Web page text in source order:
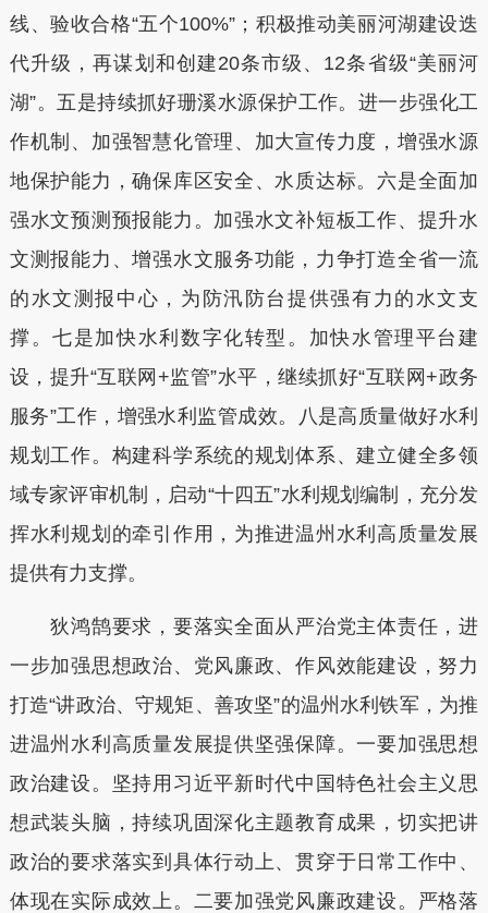
线、验收合格“五个100%”；积极推动美丽河湖建设迭
代升级，再谋划和创建20条市级、12条省级“美丽河
湖”。五是持续抓好珊溪水源保护工作。进一步强化工
作机制、加强智慧化管理、加大宣传力度，增强水源
地保护能力，确保库区安全、水质达标。六是全面加
强水文预测预报能力。加强水文补短板工作、提升水
文测报能力、增强水文服务功能，力争打造全省一流
的水文测报中心，为防汛防台提供强有力的水文支
撑。七是加快水利数字化转型。加快水管理平台建
设，提升“互联网+监管”水平，继续抓好“互联网+政务
服务”工作，增强水利监管成效。八是高质量做好水利
规划工作。构建科学系统的规划体系、建立健全多领
域专家评审机制，启动“十四五”水利规划编制，充分发
挥水利规划的牵引作用，为推进温州水利高质量发展
提供有力支撑。
狄鸿鹄要求，要落实全面从严治党主体责任，进
一步加强思想政治、党风廉政、作风效能建设，努力
打造“讲政治、守规矩、善攻坚”的温州水利铁军，为推
进温州水利高质量发展提供坚强保障。一要加强思想
政治建设。坚持用习近平新时代中国特色社会主义思
想武装头脑，持续巩固深化主题教育成果，切实把讲
政治的要求落实到具体行动上、贯穿于日常工作中、
体现在实际成效上。二要加强党风廉政建设。严格落